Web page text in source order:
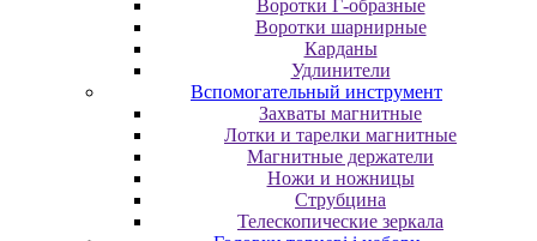
Воротки Г-образные
Воротки шарнирные
Карданы
Удлинители
Вспомогательный инструмент
Захваты магнитные
Лотки и тарелки магнитные
Магнитные держатели
Ножи и ножницы
Струбцина
Телескопические зеркала